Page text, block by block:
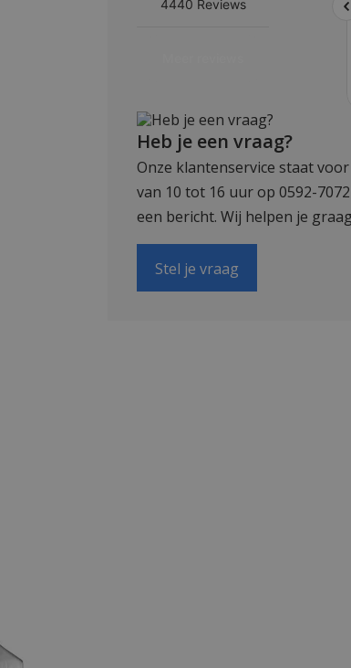
Heb je een vraag?
Onze klantenservice staat
van 10 tot 16 uur op 0592-
een bericht. Wij helpen je
Stel je vraag